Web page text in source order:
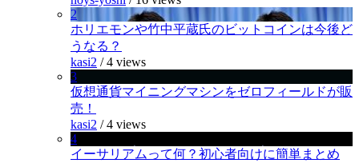
2
ホリエモンや竹中平蔵氏のビットコインは今後ど
うなる？
kasi2 /4 views
3
仮想通貨マイニングマシンをゼロフィールドが販
売！
kasi2 /4 views
4
イーサリアムって何？初心者向けに簡単まとめ